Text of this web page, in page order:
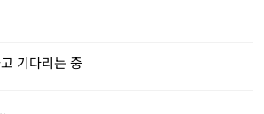
기다리는 중